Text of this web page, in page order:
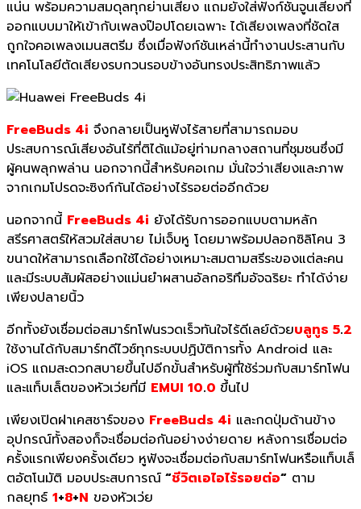
แน่น พร้อมความสมดุลทุกย่านเสียง แถมยังใส่ฟังก์ชันจูนเสียงที่
ออกแบบมาให้เข้ากับเพลงป๊อปโดยเฉพาะ ได้เสียงเพลงที่ชัดใส
ถูกใจคอเพลงเมนสตรีม ซึ่งเมื่อฟังก์ชันเหล่านี้ทำงานประสานกับ
เทคโนโลยีตัดเสียงรบกวนรอบข้างอันทรงประสิทธิภาพแล้ว
FreeBuds 4i จึงกลายเป็นหูฟังไร้สายที่สามารถมอบ
ประสบการณ์เสียงอันไร้ที่ติได้แม้อยู่ท่ามกลางสถานที่ชุมชนซึ่งมี
ผู้คนพลุกพล่าน นอกจากนี้สำหรับคอเกม มั่นใจว่าเสียงและภาพ
จากเกมโปรดจะซิงก์กันได้อย่างไร้รอยต่ออีกด้วย
นอกจากนี้ FreeBuds 4i ยังได้รับการออกแบบตามหลัก
สรีรศาสตร์ให้สวมใส่สบาย ไม่เจ็บหู โดยมาพร้อมปลอกซิลิโคน 3
ขนาดให้สามารถเลือกใช้ได้อย่างเหมาะสมตามสรีระของแต่ละคน
และมีระบบสัมผัสอย่างแม่นยำผสานอัลกอริทึมอัจฉริยะ ทำได้ง่าย
เพียงปลายนิ้ว
อีกทั้งยังเชื่อมต่อสมาร์ทโฟนรวดเร็วทันใจไร้ดีเลย์ด้วยบลูทูธ 5.2
ใช้งานได้กับสมาร์ทดีไวซ์ทุกระบบปฏิบัติการทั้ง Android และ
iOS แถมสะดวกสบายขึ้นไปอีกขั้นสำหรับผู้ที่ใช้ร่วมกับสมาร์ทโฟน
และแท็บเล็ตของหัวเว่ยที่มี EMUI 10.0 ขึ้นไป
เพียงเปิดฝาเคสชาร์จของ FreeBuds 4i และกดปุ่มด้านข้าง
อุปกรณ์ทั้งสองก็จะเชื่อมต่อกันอย่างง่ายดาย หลังการเชื่อมต่อ
ครั้งแรกเพียงครั้งเดียว หูฟังจะเชื่อมต่อกับสมาร์ทโฟนหรือแท็บเล็
ตอัตโนมัติ มอบประสบการณ์ “ชีวิตเอไอไร้รอยต่อ“ ตาม
กลยุทธ์ 1+8+N ของหัวเว่ย